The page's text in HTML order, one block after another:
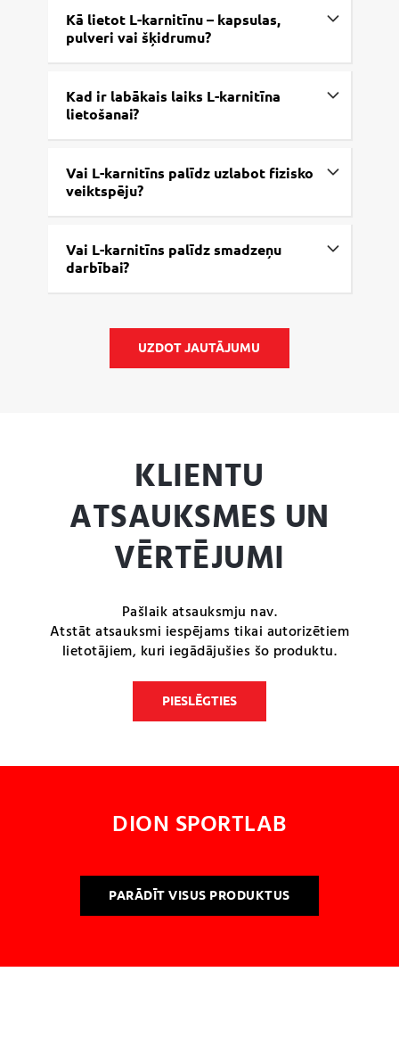
Kā lietot L-karnitīnu – kapsulas,
pulveri vai šķidrumu?
Kad ir labākais laiks L-karnitīna
lietošanai?
Vai L-karnitīns palīdz uzlabot fizisko
veiktspēju?
Vai L-karnitīns palīdz smadzeņu
darbībai?
UZDOT JAUTĀJUMU
KLIENTU
ATSAUKSMES UN
VĒRTĒJUMI
Pašlaik atsauksmju nav.
Atstāt atsauksmi iespējams tikai autorizētiem
lietotājiem, kuri iegādājušies šo produktu.
PIESLĒGTIES
DION SPORTLAB
PARĀDĪT VISUS PRODUKTUS